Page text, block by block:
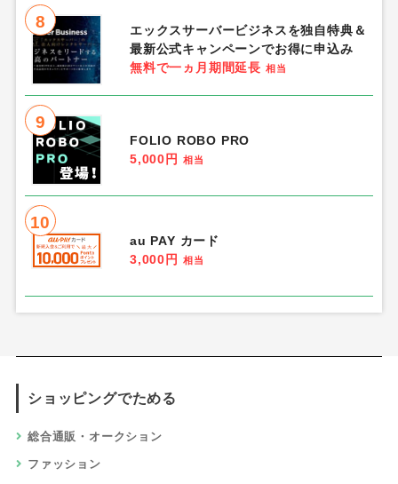
8
エックスサーバービジネスを独自特典＆
最新公式キャンペーンでお得に申込み
無料で一ヵ月期間延長 相当
9
FOLIO ROBO PRO
5,000円
相当
10
au PAY カード
3,000円
相当
ショッピングでためる
総合通販・オークション
ファッション